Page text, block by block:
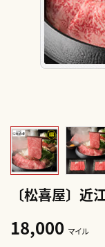
〔松喜屋〕
18,000 マイル